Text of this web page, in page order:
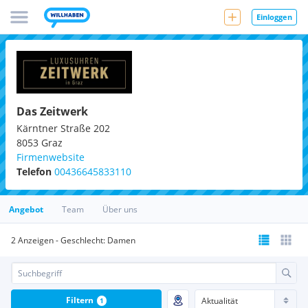
Einloggen
Das Zeitwerk
Kärntner Straße 202
8053 Graz
Firmenwebsite
Telefon 00436645833110
Angebot Team Über uns
2 Anzeigen - Geschlecht: Damen
Filtern 1